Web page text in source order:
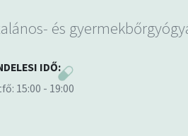
és
IDŐ:
15:00 - 19:00